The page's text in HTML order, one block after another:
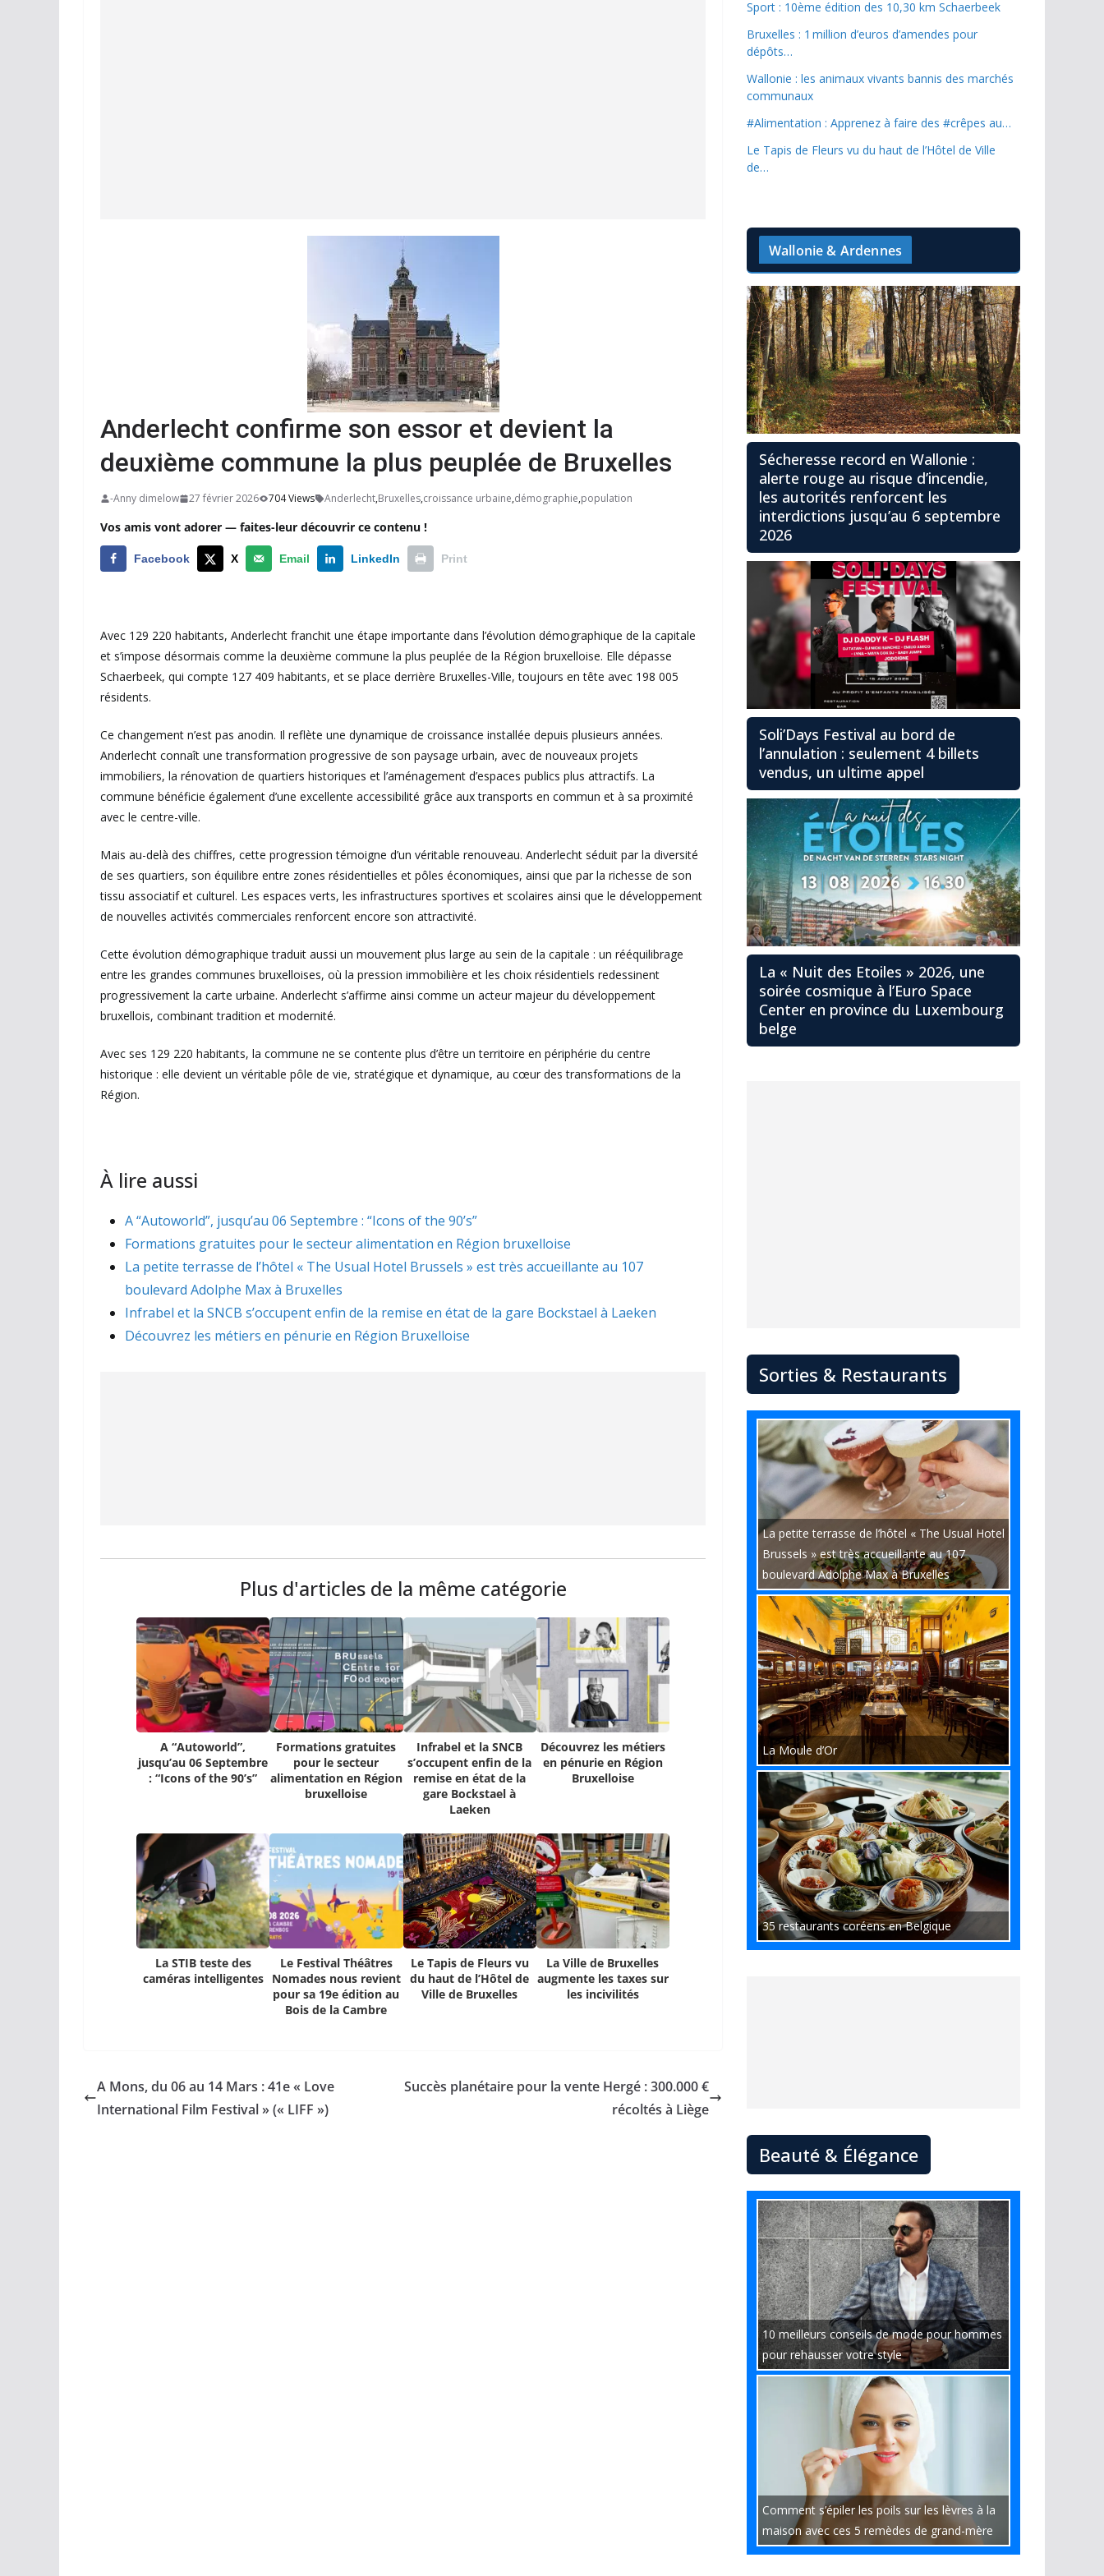
Anderlecht confirme son essor et devient la
deuxième commune la plus peuplée de Bruxelles
-Anny dimelow 27 février 2026 704 Views Anderlecht,Bruxelles,croissance urbaine,démographie,population
Vos amis vont adorer — faites-leur découvrir ce contenu !
Facebook X Email LinkedIn Print
Avec 129 220 habitants, Anderlecht franchit une étape importante dans l’évolution démographique de la capitale
et s’impose désormais comme la deuxième commune la plus peuplée de la Région bruxelloise. Elle dépasse
Schaerbeek, qui compte 127 409 habitants, et se place derrière Bruxelles-Ville, toujours en tête avec 198 005
résidents.
Ce changement n’est pas anodin. Il reflète une dynamique de croissance installée depuis plusieurs années.
Anderlecht connaît une transformation progressive de son paysage urbain, avec de nouveaux projets
immobiliers, la rénovation de quartiers historiques et l’aménagement d’espaces publics plus attractifs. La
commune bénéficie également d’une excellente accessibilité grâce aux transports en commun et à sa proximité
avec le centre-ville.
Mais au-delà des chiffres, cette progression témoigne d’un véritable renouveau. Anderlecht séduit par la diversité
de ses quartiers, son équilibre entre zones résidentielles et pôles économiques, ainsi que par la richesse de son
tissu associatif et culturel. Les espaces verts, les infrastructures sportives et scolaires ainsi que le développement
de nouvelles activités commerciales renforcent encore son attractivité.
Cette évolution démographique traduit aussi un mouvement plus large au sein de la capitale : un rééquilibrage
entre les grandes communes bruxelloises, où la pression immobilière et les choix résidentiels redessinent
progressivement la carte urbaine. Anderlecht s’affirme ainsi comme un acteur majeur du développement
bruxellois, combinant tradition et modernité.
Avec ses 129 220 habitants, la commune ne se contente plus d’être un territoire en périphérie du centre
historique : elle devient un véritable pôle de vie, stratégique et dynamique, au cœur des transformations de la
Région.
À lire aussi
A “Autoworld”, jusqu’au 06 Septembre : “Icons of the 90’s”
Formations gratuites pour le secteur alimentation en Région bruxelloise
La petite terrasse de l’hôtel « The Usual Hotel Brussels » est très accueillante au 107
boulevard Adolphe Max à Bruxelles
Infrabel et la SNCB s’occupent enfin de la remise en état de la gare Bockstael à Laeken
Découvrez les métiers en pénurie en Région Bruxelloise
Plus d'articles de la même catégorie
A “Autoworld”,
jusqu’au 06 Septembre
: “Icons of the 90’s”
Formations gratuites
pour le secteur
alimentation en Région
bruxelloise
Infrabel et la SNCB
s’occupent enfin de la
remise en état de la
gare Bockstael à
Laeken
Découvrez les métiers
en pénurie en Région
Bruxelloise
La STIB teste des
caméras intelligentes
Le Festival Théâtres
Nomades nous revient
pour sa 19e édition au
Bois de la Cambre
Le Tapis de Fleurs vu
du haut de l’Hôtel de
Ville de Bruxelles
La Ville de Bruxelles
augmente les taxes sur
les incivilités
A Mons, du 06 au 14 Mars : 41e « Love
International Film Festival » (« LIFF »)
Succès planétaire pour la vente Hergé : 300.000 €
récoltés à Liège
Sport : 10ème édition des 10,30 km Schaerbeek
Bruxelles : 1 million d’euros d’amendes pour
dépôts…
Wallonie : les animaux vivants bannis des marchés
communaux
#Alimentation : Apprenez à faire des #crêpes au…
Le Tapis de Fleurs vu du haut de l’Hôtel de Ville
de…
Wallonie & Ardennes
Sécheresse record en Wallonie :
alerte rouge au risque d’incendie,
les autorités renforcent les
interdictions jusqu’au 6 septembre
2026
Soli’Days Festival au bord de
l’annulation : seulement 4 billets
vendus, un ultime appel
La « Nuit des Etoiles » 2026, une
soirée cosmique à l’Euro Space
Center en province du Luxembourg
belge
Sorties & Restaurants
La petite terrasse de l’hôtel « The Usual Hotel
Brussels » est très accueillante au 107
boulevard Adolphe Max à Bruxelles
La Moule d’Or
35 restaurants coréens en Belgique
Beauté & Élégance
10 meilleurs conseils de mode pour hommes
pour rehausser votre style
Comment s’épiler les poils sur les lèvres à la
maison avec ces 5 remèdes de grand-mère